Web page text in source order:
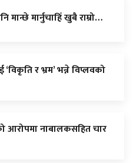
मान्छे मार्नुचाहिँ खुबै राम्रो…
‘विकृति र भ्रम’ भन्ने विप्लवको
आरोपमा नाबालकसहित चार